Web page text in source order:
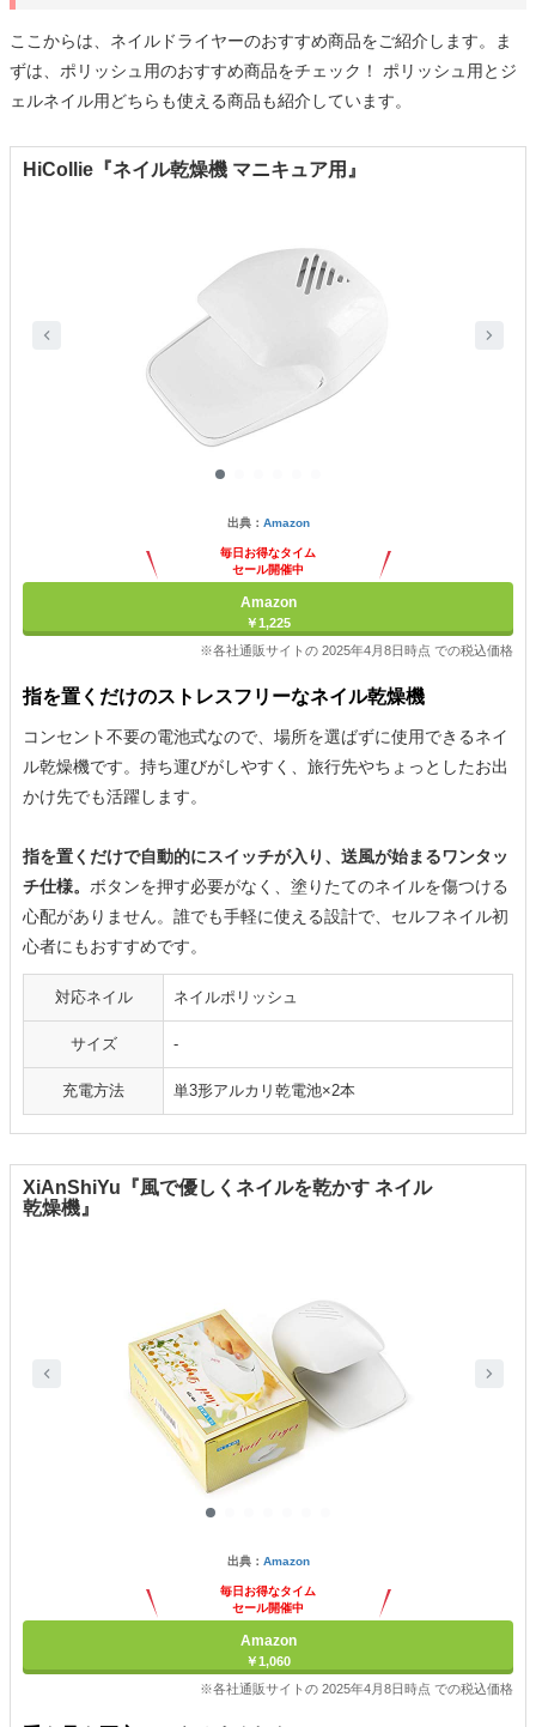
ここからは、ネイルドライヤーのおすすめ商品をご紹介します。ま
ずは、ポリッシュ用のおすすめ商品をチェック！ ポリッシュ用とジ
ェルネイル用どちらも使える商品も紹介しています。
HiCollie『ネイル乾燥機 マニキュア用』
出典： Amazon
毎日お得なタイム
セール開催中
Amazon
￥1,225
※各社通販サイトの 2025年4月8日時点 での税込価格
指を置くだけのストレスフリーなネイル乾燥機
コンセント不要の電池式なので、場所を選ばずに使用できるネイ
ル乾燥機です。持ち運びがしやすく、旅行先やちょっとしたお出
かけ先でも活躍します。
指を置くだけで自動的にスイッチが入り、送風が始まるワンタッ
チ仕様。 ボタンを押す必要がなく、塗りたてのネイルを傷つける
心配がありません。誰でも手軽に使える設計で、セルフネイル初
心者にもおすすめです。
対応ネイル ネイルポリッシュ
サイズ -
充電方法 単3形アルカリ乾電池×2本
XiAnShiYu『風で優しくネイルを乾かす ネイル
乾燥機』
出典： Amazon
毎日お得なタイム
セール開催中
Amazon
￥1,060
※各社通販サイトの 2025年4月8日時点 での税込価格